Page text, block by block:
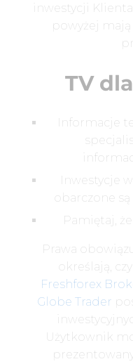
inwestycji
powyżej
TV
Informacje
Inwestycje
obarczone
Pamiętaj,
Prawa
określają,
Freshforex
Globe Trader
Użytkownik